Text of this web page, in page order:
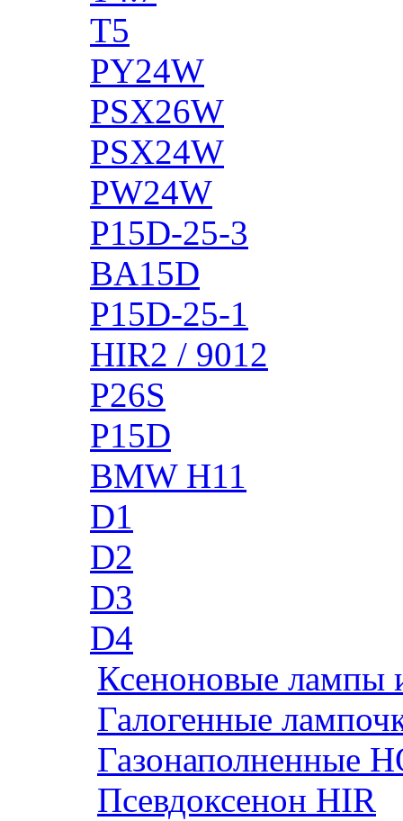
T5
PY24W
PSX26W
PSX24W
PW24W
P15D-25-3
BA15D
P15D-25-1
HIR2 / 9012
P26S
P15D
BMW H11
D1
D2
D3
D4
Ксеноновые лампы
Галогенные
Газонаполненные
Псевдоксенон HIR